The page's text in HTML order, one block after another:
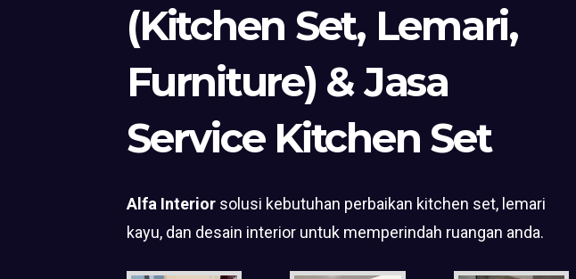
(Kitchen Set, Lemari,
Furniture) & Jasa
Service Kitchen Set
Alfa Interior solusi kebutuhan perbaikan kitchen set, lemari
kayu, dan desain interior untuk memperindah ruangan anda.